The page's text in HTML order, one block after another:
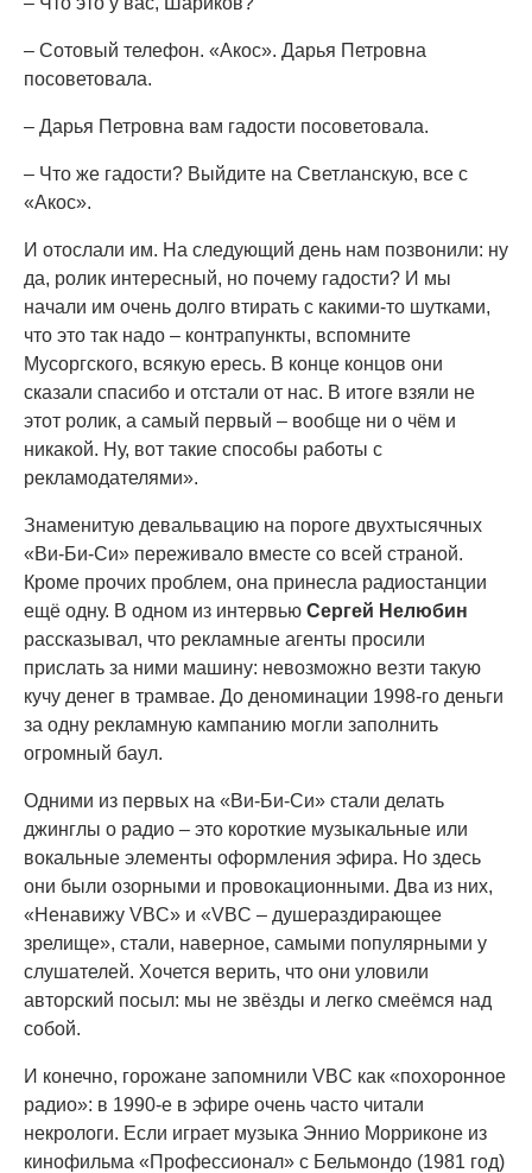
– Сотовый телефон. «Акос». Дарья Петровна
посоветовала.
– Дарья Петровна вам гадости посоветовала.
– Что же гадости? Выйдите на Светланскую, все с
«Акос».
И отослали им. На следующий день нам позвонили: ну
да, ролик интересный, но почему гадости? И мы
начали им очень долго втирать с какими-то шутками,
что это так надо – контрапункты, вспомните
Мусоргского, всякую ересь. В конце концов они
сказали спасибо и отстали от нас. В итоге взяли не
этот ролик, а самый первый – вообще ни о чём и
никакой. Ну, вот такие способы работы с
рекламодателями».
Знаменитую девальвацию на пороге двухтысячных
«Ви-Би-Си» переживало вместе со всей страной.
Кроме прочих проблем, она принесла радиостанции
ещё одну. В одном из интервью Сергей Нелюбин
рассказывал, что рекламные агенты просили
прислать за ними машину: невозможно везти такую
кучу денег в трамвае. До деноминации 1998-го деньги
за одну рекламную кампанию могли заполнить
огромный баул.
Одними из первых на «Ви-Би-Си» стали делать
джинглы о радио – это короткие музыкальные или
вокальные элементы оформления эфира. Но здесь
они были озорными и провокационными. Два из них,
«Ненавижу VBC» и «VBC – душераздирающее
зрелище», стали, наверное, самыми популярными у
слушателей. Хочется верить, что они уловили
авторский посыл: мы не звёзды и легко смеёмся над
собой.
И конечно, горожане запомнили VBC как «похоронное
радио»: в 1990-е в эфире очень часто читали
некрологи. Если играет музыка Эннио Морриконе из
кинофильма «Профессионал» с Бельмондо (1981 год)